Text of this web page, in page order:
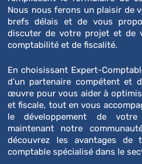
Nous nous ferons un plaisir de
brefs délais et de vous
discuter de votre projet et de
comptabilité et de fiscalité.
En choisissant Expert-
d’un partenaire compétent et
œuvre pour vous aider à
et fiscale, tout en vous
le développement de
maintenant notre
découvrez les avantages de
comptable spécialisé dans le